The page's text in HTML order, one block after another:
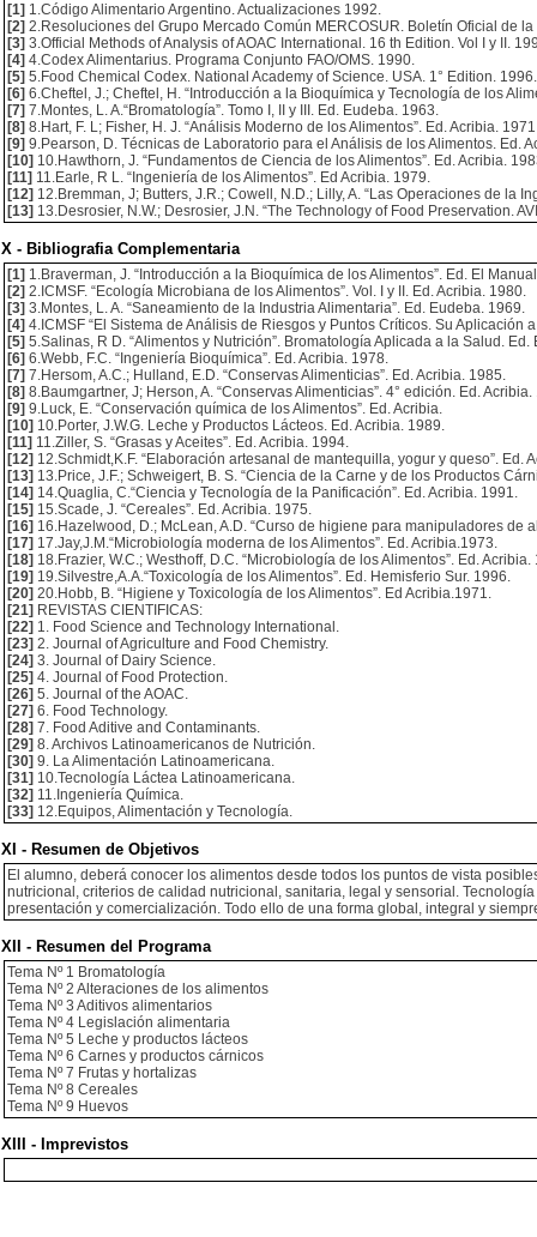
[1] 1.Código Alimentario Argentino. Actualizaciones 1992.
[2] 2.Resoluciones del Grupo Mercado Común MERCOSUR. Boletín Oficial de
[3] 3.Official Methods of Analysis of AOAC International. 16 th Edition. Vol I y II.
[4] 4.Codex Alimentarius. Programa Conjunto FAO/OMS. 1990.
[5] 5.Food Chemical Codex. National Academy of Science. USA. 1° Edition. 1996.
[6] 6.Cheftel, J.; Cheftel, H. “Introducción a la Bioquímica y Tecnología de los
[7] 7.Montes, L. A.“Bromatología”. Tomo I, II y III. Ed. Eudeba. 1963.
[8] 8.Hart, F. L; Fisher, H. J. “Análisis Moderno de los Alimentos”. Ed. Acribia.
[9] 9.Pearson, D. Técnicas de Laboratorio para el Análisis de los Alimentos. Ed.
[10] 10.Hawthorn, J. “Fundamentos de Ciencia de los Alimentos”. Ed. Acribia.
[11] 11.Earle, R L. “Ingeniería de los Alimentos”. Ed Acribia. 1979.
[12] 12.Bremman, J; Butters, J.R.; Cowell, N.D.; Lilly, A. “Las Operaciones de la
[13] 13.Desrosier, N.W.; Desrosier, J.N. “The Technology of Food Preservation.
X - Bibliografia Complementaria
[1] 1.Braverman, J. “Introducción a la Bioquímica de los Alimentos”. Ed. El
[2] 2.ICMSF. “Ecología Microbiana de los Alimentos”. Vol. I y II. Ed. Acribia. 1980.
[3] 3.Montes, L. A. “Saneamiento de la Industria Alimentaria”. Ed. Eudeba. 1969.
[4] 4.ICMSF “El Sistema de Análisis de Riesgos y Puntos Críticos. Su Aplicación
[5] 5.Salinas, R D. “Alimentos y Nutrición”. Bromatología Aplicada a la Salud. Ed.
[6] 6.Webb, F.C. “Ingeniería Bioquímica”. Ed. Acribia. 1978.
[7] 7.Hersom, A.C.; Hulland, E.D. “Conservas Alimenticias”. Ed. Acribia. 1985.
[8] 8.Baumgartner, J; Herson, A. “Conservas Alimenticias”. 4° edición. Ed. Acribia.
[9] 9.Luck, E. “Conservación química de los Alimentos”. Ed. Acribia.
[10] 10.Porter, J.W.G. Leche y Productos Lácteos. Ed. Acribia. 1989.
[11] 11.Ziller, S. “Grasas y Aceites”. Ed. Acribia. 1994.
[12] 12.Schmidt,K.F. “Elaboración artesanal de mantequilla, yogur y queso”. Ed.
[13] 13.Price, J.F.; Schweigert, B. S. “Ciencia de la Carne y de los Productos
[14] 14.Quaglia, C.“Ciencia y Tecnología de la Panificación”. Ed. Acribia. 1991.
[15] 15.Scade, J. “Cereales”. Ed. Acribia. 1975.
[16] 16.Hazelwood, D.; McLean, A.D. “Curso de higiene para manipuladores de
[17] 17.Jay,J.M.“Microbiología moderna de los Alimentos”. Ed. Acribia.1973.
[18] 18.Frazier, W.C.; Westhoff, D.C. “Microbiología de los Alimentos”. Ed. Acribia.
[19] 19.Silvestre,A.A.“Toxicología de los Alimentos”. Ed. Hemisferio Sur. 1996.
[20] 20.Hobb, B. “Higiene y Toxicología de los Alimentos”. Ed Acribia.1971.
[21] REVISTAS CIENTIFICAS:
[22] 1. Food Science and Technology International.
[23] 2. Journal of Agriculture and Food Chemistry.
[24] 3. Journal of Dairy Science.
[25] 4. Journal of Food Protection.
[26] 5. Journal of the AOAC.
[27] 6. Food Technology.
[28] 7. Food Aditive and Contaminants.
[29] 8. Archivos Latinoamericanos de Nutrición.
[30] 9. La Alimentación Latinoamericana.
[31] 10.Tecnología Láctea Latinoamericana.
[32] 11.Ingeniería Química.
[33] 12.Equipos, Alimentación y Tecnología.
XI - Resumen de Objetivos
El alumno, deberá conocer los alimentos desde todos los puntos de vista
nutricional, criterios de calidad nutricional, sanitaria, legal y sensorial.
presentación y comercialización. Todo ello de una forma global, integral y
XII - Resumen del Programa
Tema Nº 1 Bromatología
Tema Nº 2 Alteraciones de los alimentos
Tema Nº 3 Aditivos alimentarios
Tema Nº 4 Legislación alimentaria
Tema Nº 5 Leche y productos lácteos
Tema Nº 6 Carnes y productos cárnicos
Tema Nº 7 Frutas y hortalizas
Tema Nº 8 Cereales
Tema Nº 9 Huevos
XIII - Imprevistos